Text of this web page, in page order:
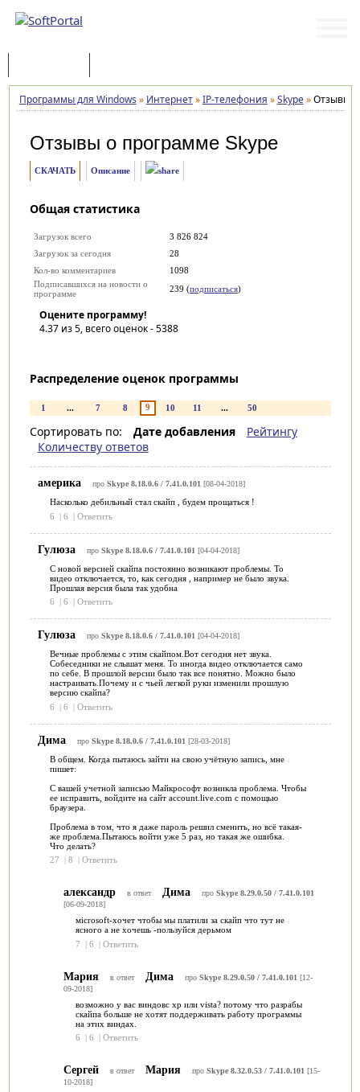
Программы для Windows » Интернет»IP-телефония »Skype»Отзывы
Отзывы о программе Skype
СКАЧАТЬ Описание
Общая статистика
Загрузок всего
3 826 824
Загрузок за сегодня
28
Кол-во комментариев
1098
Подписавшихся на новости о
программе
239 (подписаться)
Оцените программу!
4.37из 5, всего оценок -5388
Распределение оценок программы
1 ... 7 8 9 10 11 ... 50
Сортировать по: Дате добавления
Рейтингу
Количеству ответов
америка про Skype 8.18.0.6 / 7.41.0.101 [08-04-2018]
Насколько дебильный стал скайп , будем прощаться !
6
| 6 | Ответить
Гулюза про Skype 8.18.0.6 / 7.41.0.101 [04-04-2018]
С новой версией скайпа постоянно возникают проблемы. То
видео отключается, то, как сегодня , например не было звука.
Прошлая версия была так удобна
6
| 6 | Ответить
Гулюза про Skype 8.18.0.6 / 7.41.0.101 [04-04-2018]
Вечные проблемы с этим скайпом.Вот сегодня нет звука.
Собеседники не слышат меня. То иногда видео отключается само
по себе. В прошлой версии было так все понятно. Можно было
настраивать.Почему и с чьей легкой руки изменили прошлую
версию скайпа?
6
| 6 | Ответить
Дима про Skype 8.18.0.6 / 7.41.0.101 [28-03-2018]
В общем. Когда пытаюсь зайти на свою учётную запись, мне
пишет:
С вашей учетной записью Майкрософт возникла проблема. Чтобы
ее исправить, войдите на сайт account.live.com с помощью
браузера.
Проблема в том, что я даже пароль решил сменить, но всё такая-
же проблема.Пытаюсь войти уже 5 раз, но такая же ошибка.
Что делать?
27
| 8 | Ответить
александр в ответ Дима про Skype 8.29.0.50 / 7.41.0.101
[06-09-2018]
мicrosoft-хочет чтобы мы платили за скайп что тут не
ясного а не хочешь -пользуйся дерьмом
7
| 6 | Ответить
Мария в ответ Дима про Skype 8.29.0.50 / 7.41.0.101 [12-
09-2018]
возможно у вас виндовс xp или vista? потому что разрабы
скайпа больше не хотят поддерживать работу программы
на этих виндах.
6
| 6 | Ответить
Сергей в ответ Мария про Skype 8.32.0.53 / 7.41.0.101 [15-
10-2018]